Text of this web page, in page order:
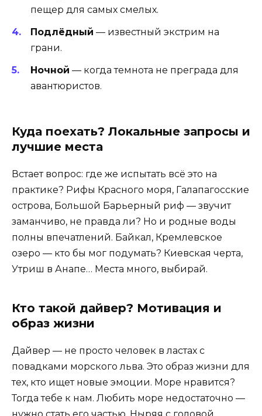
пещер для самых смелых.
Подлёдный — известный экстрим на
грани.
Ночной — когда темнота не преграда для
авантюристов.
Куда поехать? Локальные запросы и
лучшие места
Встает вопрос: где же испытать всё это на
практике? Рифы Красного моря, Галапагосские
острова, Большой Барьерный риф — звучит
заманчиво, не правда ли? Но и родные воды
полны впечатлений. Байкал, Крeмлевское
озеро — кто бы мог подумать? Киевская черта,
Утриш в Анапe… Места много, выбирай.
Кто такой дайвер? Мотивация и
образ жизни
Дайвер — не просто человек в ластах с
повадками морского льва. Это образ жизни для
тех, кто ищет новые эмоции. Море нравится?
Тогда тебе к нам. Любить море недостаточно —